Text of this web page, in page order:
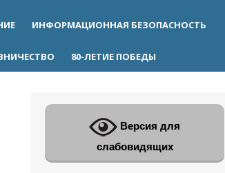
ИНФОРМАЦИОННАЯ БЕЗОПАСНОСТЬ
80-ЛЕТИЕ ПОБЕДЫ
Версия для
слабовидящих